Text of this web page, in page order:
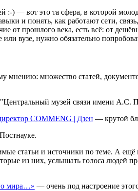
:-) — вот это та сфера, в которой
и понять, как работают сети,
от прошлого века, есть всё: от
вузе, нужно обязательно
множество статей,
музей связи имени А.С.
COMMENG | Дзен — крутой
статьи и источники по теме. А
из них, услышать голоса людей
мира…» — очень под настроение